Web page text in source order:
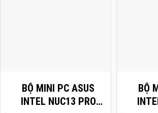
Thông số sản phẩm
Part No
90AR0071-M003E0
BỘ MINI PC ASUS
INTEL NUC13 PRO
BỘ